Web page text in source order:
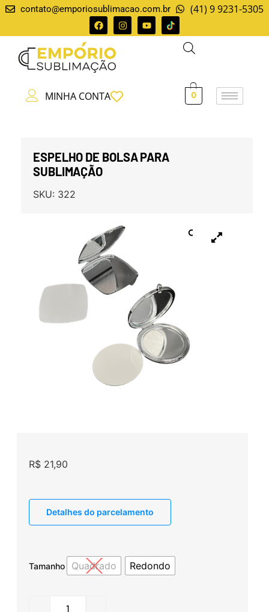
contato@emporiosublimacao.com.br (41) 9 9231-5305
MINHA CONTA 0
ESPELHO DE BOLSA PARA
SUBLIMAÇÃO
SKU: 322
R$21,90
Detalhes do parcelamento
Tamanho Quadrado Redondo